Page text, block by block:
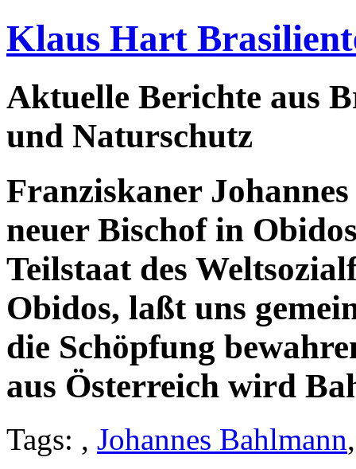
Klaus Hart
Aktuelle Berichte aus
und Naturschutz
Franziskaner
neuer Bischof in
Teilstaat des
Obidos, laßt uns
die Schöpfung
aus Österreich wird
Tags: , Johannes Bahlmann